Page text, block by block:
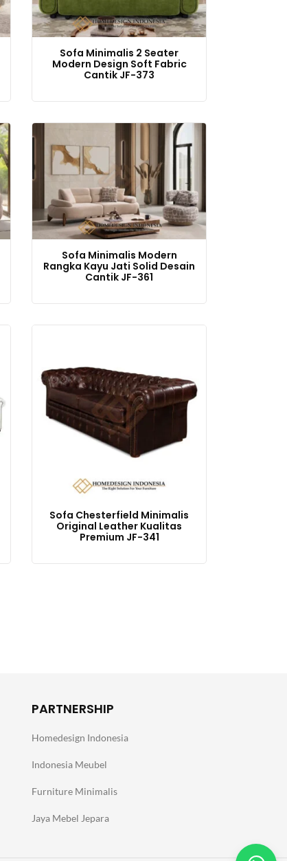
Sofa Minimalis 2 Seater
Modern Design Soft Fabric
Cantik JF-373
Sofa Minimalis Modern
Rangka Kayu Jati Solid Desain
Cantik JF-361
Sofa Chesterfield Minimalis
Original Leather Kualitas
Premium JF-341
PARTNERSHIP
Homedesign Indonesia
Indonesia Meubel
Furniture Minimalis
Jaya Mebel Jepara